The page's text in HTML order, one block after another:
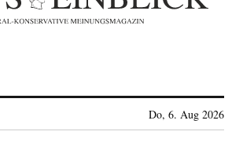
Do, 6. Aug 2026